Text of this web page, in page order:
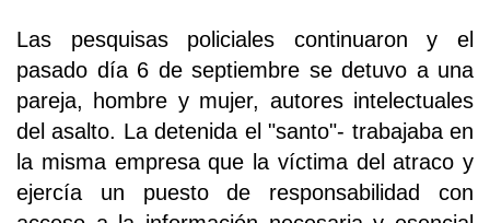
Las pesquisas policiales continuaron y el
pasado día 6 de septiembre se detuvo a una
pareja, hombre y mujer, autores intelectuales
del asalto. La detenida el "santo"- trabajaba en
la misma empresa que la víctima del atraco y
ejercía un puesto de responsabilidad con